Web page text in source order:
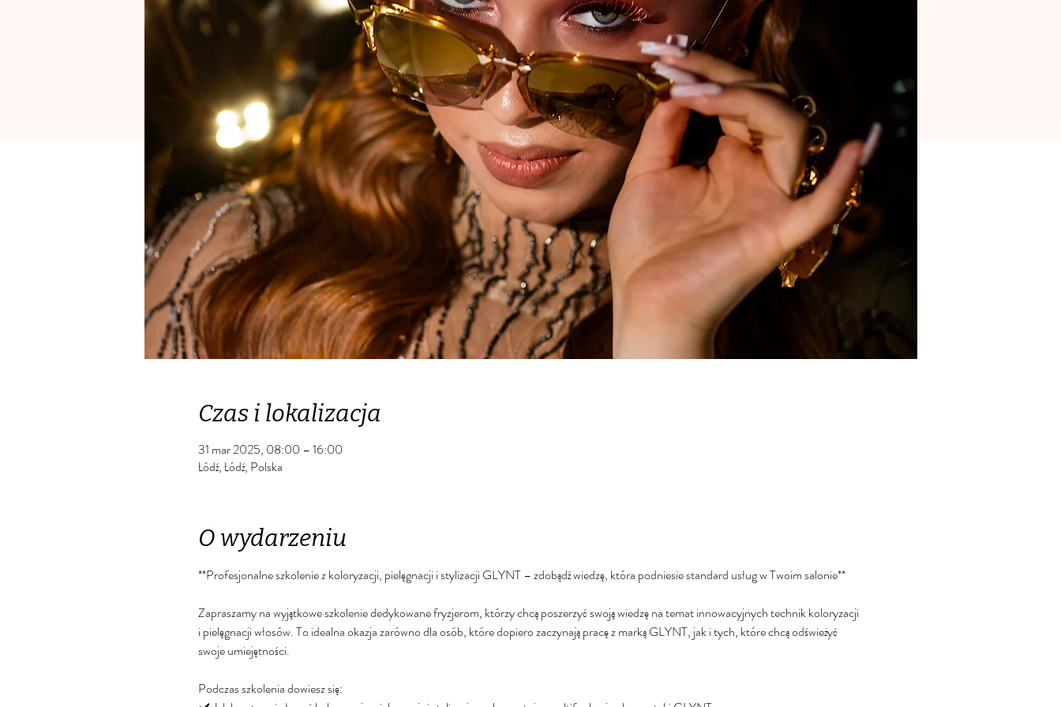
Czas i lokalizacja
31 mar 2025, 08:00 – 16:00
Łódź, Łódź, Polska
O wydarzeniu
**Profesjonalne szkolenie z koloryzacji, pielęgnacji i stylizacji GLYNT – zdobądź wiedzę, która podniesie standard usług w Twoim salonie**
Zapraszamy na wyjątkowe szkolenie dedykowane fryzjerom, którzy chcą poszerzyć swoją wiedzę na temat innowacyjnych technik koloryzacji
i pielęgnacji włosów. To idealna okazja zarówno dla osób, które dopiero zaczynają pracę z marką GLYNT, jak i tych, które chcą odświeżyć
swoje umiejętności.
Podczas szkolenia dowiesz się: